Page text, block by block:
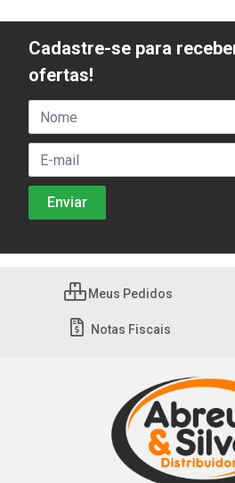
Cadastre-se para
ofertas!
Meus Pedidos
Notas Fiscais